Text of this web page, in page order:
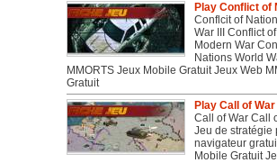
Play Conflict of
Conflcit of
War III Conflict
Modern War
Nations World
MMORTS Jeux Mobile Gratuit Jeux Web
Gratuit
Play Call of War
Call of War Call
Jeu de stratégie
navigateur
Mobile Gratuit